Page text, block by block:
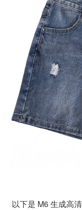
以下是 M6 生成高